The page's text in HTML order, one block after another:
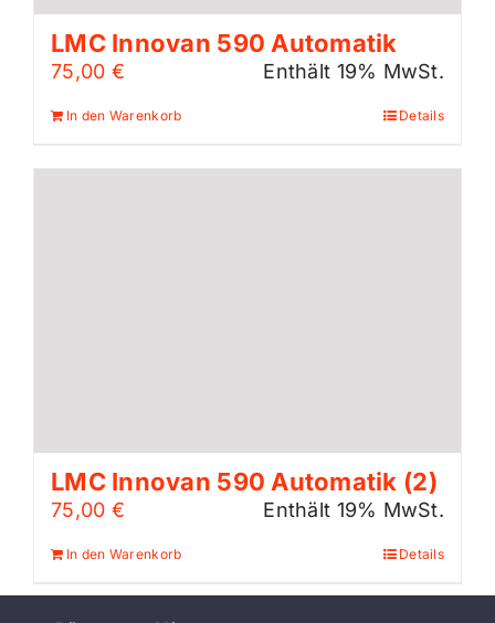
LMC Innovan 590 Automatik
75,00 € Enthält 19% MwSt.
In den Warenkorb Details
LMC Innovan 590 Automatik (2)
75,00 € Enthält 19% MwSt.
In den Warenkorb Details